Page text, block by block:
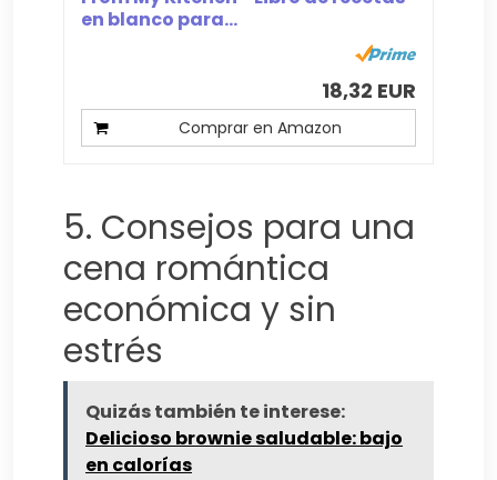
en blanco para...
18,32 EUR
Comprar en Amazon
5. Consejos para una
cena romántica
económica y sin
estrés
Quizás también te interese:
Delicioso brownie saludable: bajo
en calorías